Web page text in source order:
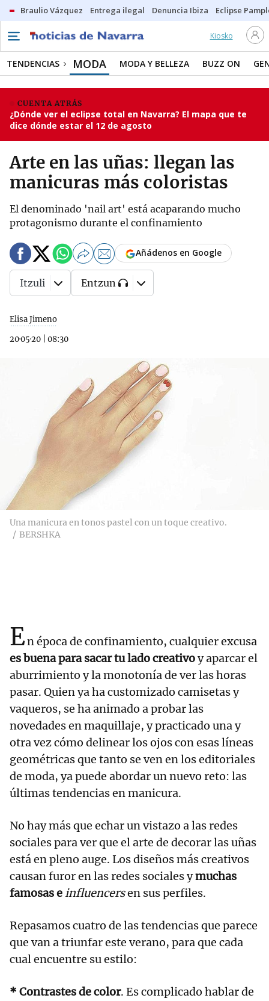
Braulio Vázquez Entrega ilegal Denuncia Ibiza Eclipse
Kiosko
TENDENCIAS MODA MODA Y BELLEZA BUZZ ON
CUENTA ATRÁS
¿Dónde ver el eclipse total en Navarra? El mapa que te
dice dónde estar el 12 de agosto
Arte en las uñas: llegan las
manicuras más coloristas
El denominado 'nail art' está acaparando mucho
protagonismo durante el confinamiento
Elisa Jimeno
20·05·20
08:30
Añádenos en Google
Itzuli Entzun
Una manicura en tonos pastel con un toque creativo.
BERSHKA
En época de confinamiento, cualquier excusa
es buena para sacar tu lado creativoy aparcar el
aburrimiento y la monotonía de ver las horas
pasar. Quien ya ha customizado camisetas y
vaqueros, se ha animado a probar las
novedades en maquillaje, y practicado una y
otra vez cómo delinear los ojos con esas líneas
geométricas que tanto se ven en los editoriales
de moda, ya puede abordar un nuevo reto: las
últimas tendencias en manicura.
No hay más que echar un vistazo a las redes
sociales para ver que el arte de decorar las uñas
está en pleno auge. Los diseños más creativos
causan furor en las redes sociales ymuchas
famosas einfluencersen sus perfiles.
Repasamos cuatro de las tendencias que parece
que van a triunfar este verano, para que cada
cual encuentre su estilo:
* Contrastes de color. Es complicado hablar de